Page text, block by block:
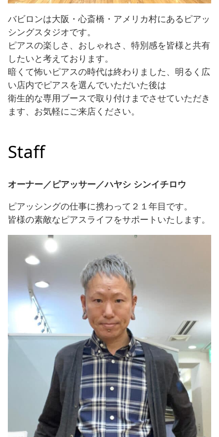
バビロンは大阪・心斎橋・アメリカ村にあるピアッ
シングスタジオです。
ピアスの楽しさ、おしゃれさ、特別感を皆様と共有
したいと考えております。
暗くて怖いピアスの時代は終わりました、明るく広
い店内でピアスを選んでいただいた後は
衛生的な専用ブースで取り付けまでさせていただき
ます、お気軽にご来店ください。
Staff
オーナー／ピアッサー／ハヤシ シンイチロウ
ピアッシングの仕事に携わって２１年目です。
皆様の素敵なピアスライフをサポートいたします。